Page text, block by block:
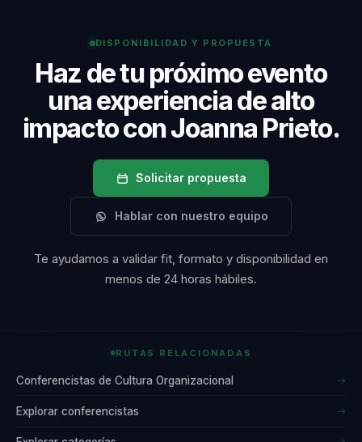
DISPONIBILIDAD Y PROPUESTA
Haz de tu próximo evento
una experiencia de alto
impacto con Joanna Prieto.
Solicitar propuesta
Hablar con nuestro equipo
Te ayudamos a validar fit, formato y disponibilidad en
menos de 24 horas hábiles.
RUTAS RELACIONADAS
Conferencistas de Cultura Organizacional →
Explorar conferencistas →